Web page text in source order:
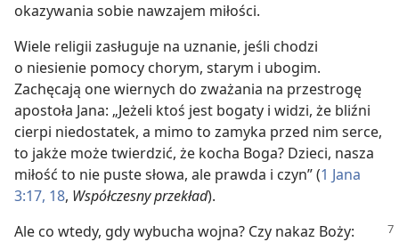
okazywania sobie nawzajem miłości.
Wiele religii zasługuje na uznanie, jeśli chodzi
o niesienie pomocy chorym, starym i ubogim.
Zachęcają one wiernych do zważania na przestrogę
apostoła Jana: „Jeżeli ktoś jest bogaty i widzi, że bliźni
cierpi niedostatek, a mimo to zamyka przed nim serce,
to jakże może twierdzić, że kocha Boga? Dzieci, nasza
miłość to nie puste słowa, ale prawda i czyn” (1 Jana
3:17, 18, Współczesny przekład).
Ale co wtedy, gdy wybucha wojna? Czy nakaz Boży: